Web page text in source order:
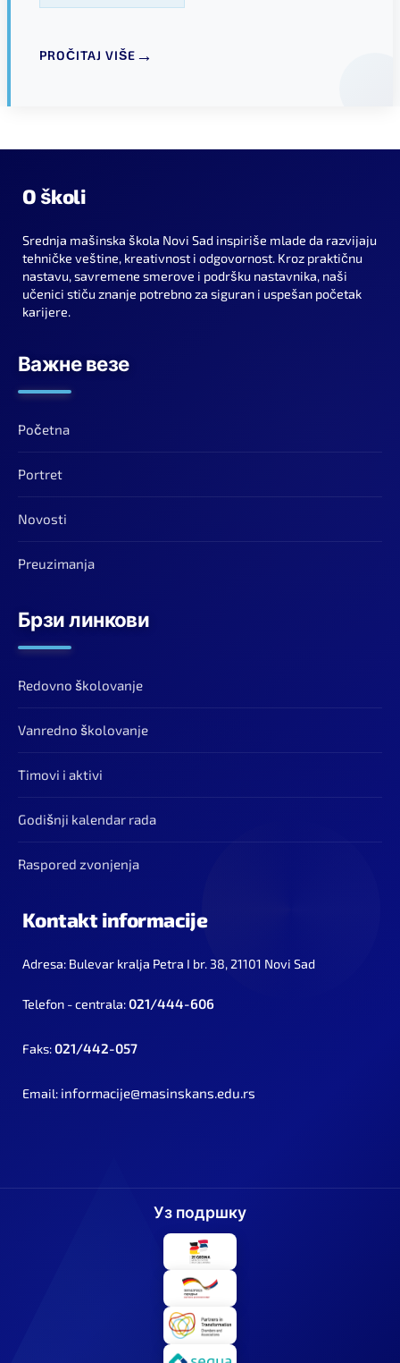
PROČITAJ VIŠE
O školi
Srednja mašinska škola Novi Sad inspiriše mlade da razvijaju
tehničke veštine, kreativnost i odgovornost. Kroz praktičnu
nastavu, savremene smerove i podršku nastavnika, naši
učenici stiču znanje potrebno za siguran i uspešan početak
karijere.
Важне везе
Početna
Portret
Novosti
Preuzimanja
Брзи линкови
Redovno školovanje
Vanredno školovanje
Timovi i aktivi
Godišnji kalendar rada
Raspored zvonjenja
Kontakt informacije
Adresa: Bulevar kralja Petra I br. 38, 21101 Novi Sad
Telefon - centrala:021/444-606
Faks:021/442-057
Email: informacije@masinskans.edu.rs
Уз подршку